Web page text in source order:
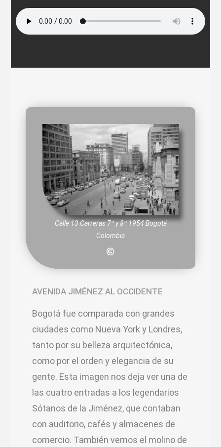
Calle 13 Carreras 7ª y 8ª 1954 Bogotá
Colombia
AVENIDA JIMÉNEZ AL OCCIDENTE
Bogotá fue comparada con grandes
ciudades como Nueva York y Londres,
tanto por su belleza arquitectónica,
como por el orden y elegancia de su
gente. Esta imagen nos deja ver una de
las cuatro entradas a los legendarios
Sótanos de la Jiménez, que contaban
con auditorio, cafés y almacenes de
comercio. También vemos el molino de